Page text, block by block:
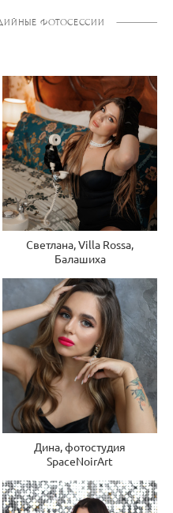
ФОТОСЕССИИ
Светлана, Villa Rossa,
Балашиха
Дина, фотостудия
SpaceNoirArt